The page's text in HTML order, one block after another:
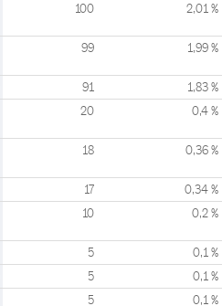
100 2,01 %
99 1,99 %
91 1,83 %
20 0,4 %
18 0,36 %
17 0,34 %
10 0,2 %
5 0,1 %
5 0,1 %
5 0,1 %